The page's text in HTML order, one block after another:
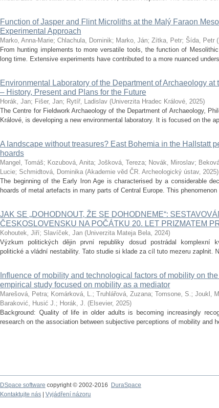
Function of Jasper and Flint Microliths at the Malý Faraon
Experimental Approach
Marko, Anna-Marie; Chlachula, Dominik; Marko, Ján; Zítka, Petr; Šída, Petr (
From hunting implements to more versatile tools, the function of
long time. Extensive experiments have contributed to a more nuanced
Environmental Laboratory of the Department of Archaeology
– History, Present and Plans for the Future
Horák, Jan; Fišer, Jan; Rytíř, Ladislav (Univerzita Hradec Králové, 2025)
The Centre for Fieldwork Archaeology of the Department of Archaeology,
Králové, is developing a new environmental laboratory. It is focused on the
A landscape without treasures? East Bohemia in the Hallstatt
hoards
Mangel, Tomáš; Kozubová, Anita; Jošková, Tereza; Novák, Miroslav;
Lucie; Schmidtová, Dominika (Akademie věd ČR. Archeologický ústav, 2025)
The beginning of the Early Iron Age is characterised by a considerable
hoards of metal artefacts in many parts of Central Europe. This
JAK SE „DOHODNOUT, ŽE SE DOHODNEME“:
ČESKOSLOVENSKU NA POČÁTKU 20. LET PRIZMATEM
Kohoutek, Jiří; Slavíček, Jan (Univerzita Mateja Bela, 2024)
Výzkum politických dějin první republiky dosud postrádal komplexní
politické a vládní nestability. Tato studie si klade za cíl tuto mezeru zaplnit.
Influence of mobility and technological factors of mobility on
empirical study focused on mobility as a mediator
Marešová, Petra; Komárková, L.; Truhlářová, Zuzana; Tomsone, S.; Joukl,
Baraković, Husić J.; Horák, J. (Elsevier, 2025)
Background: Quality of life in older adults is becoming increasingly
research on the association between subjective perceptions of mobility and
DSpace software copyright © 2002-2016
DuraSpace
Kontaktujte nás
Vyjádření názoru